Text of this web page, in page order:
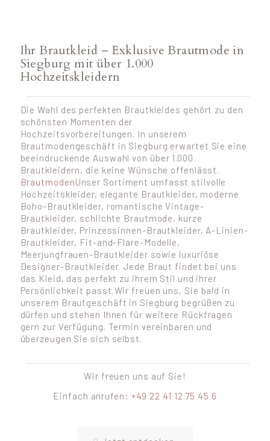
Ihr Brautkleid – Exklusive Brautmode in
Siegburg mit über 1.000
Hochzeitskleidern
Die Wahl des perfekten Brautkleides gehört zu den
schönsten Momenten der
Hochzeitsvorbereitungen. In unserem
Brautmodengeschäft in Siegburg erwartet Sie eine
beeindruckende Auswahl von über 1.000
Brautkleidern, die keine Wünsche offenlässt.
BrautmodenUnser Sortiment umfasst stilvolle
Hochzeitskleider, elegante Brautkleider, moderne
Boho-Brautkleider, romantische Vintage-
Brautkleider, schlichte Brautmode, kurze
Brautkleider, Prinzessinnen-Brautkleider, A-Linien-
Brautkleider, Fit-and-Flare-Modelle,
Meerjungfrauen-Brautkleider sowie luxuriöse
Designer-Brautkleider. Jede Braut findet bei uns
das Kleid, das perfekt zu ihrem Stil und ihrer
Persönlichkeit passt.Wir freuen uns, Sie bald in
unserem Brautgeschäft in Siegburg begrüßen zu
dürfen und stehen Ihnen für weitere Rückfragen
gern zur Verfügung. Termin vereinbaren und
überzeugen Sie sich selbst.
Wir freuen uns auf Sie!
Einfach anrufen: +49 22 41 12 75 45 6